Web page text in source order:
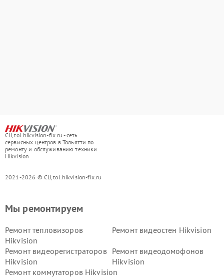
СЦ tol.hikvision-fix.ru - сеть
сервисных центров в Тольятти по
ремонту и обслуживанию техники
Hikvision
2021-2026 © СЦ tol.hikvision-fix.ru
Мы ремонтируем
Ремонт тепловизоров
Hikvision
Ремонт видеостен Hikvision
Ремонт видеорегистраторов
Hikvision
Ремонт видеодомофонов
Hikvision
Ремонт коммутаторов Hikvision